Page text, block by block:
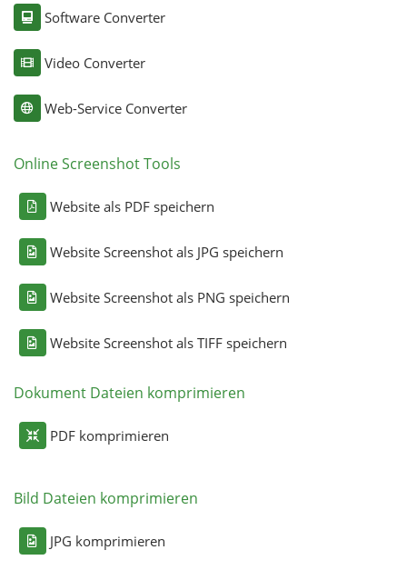
Software Converter
Video Converter
Web-Service Converter
Online Screenshot Tools
Website als PDF speichern
Website Screenshot als JPG speichern
Website Screenshot als PNG speichern
Website Screenshot als TIFF speichern
Dokument Dateien komprimieren
PDF komprimieren
Bild Dateien komprimieren
JPG komprimieren